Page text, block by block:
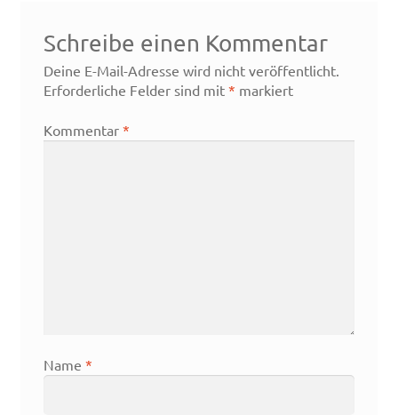
Schreibe einen Kommentar
Deine E-Mail-Adresse wird nicht veröffentlicht.
Erforderliche Felder sind mit * markiert
Kommentar *
Name *